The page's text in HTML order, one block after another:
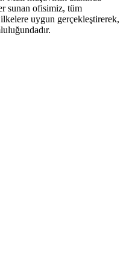
sunan ofisimiz, tüm
uygun gerçekleştirerek,